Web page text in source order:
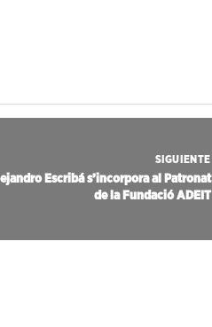
SIGUIENTE
Escribá s’incorpora al Patronat
de la Fundació ADEIT